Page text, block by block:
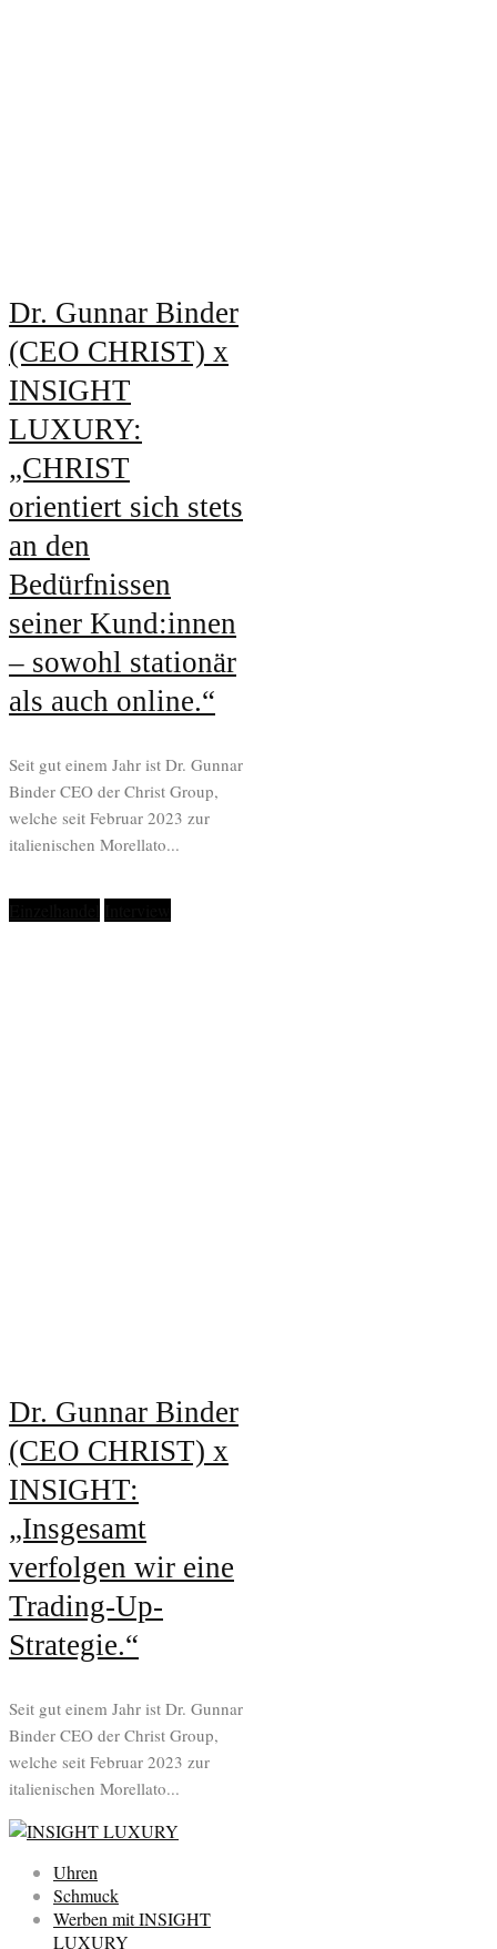
Dr. Gunnar Binder
(CEO CHRIST) x
INSIGHT
LUXURY:
„CHRIST
orientiert sich stets
an den
Bedürfnissen
seiner Kund:innen
– sowohl stationär
als auch online.“
Seit gut einem Jahr ist Dr. Gunnar
Binder CEO der Christ Group,
welche seit Februar 2023 zur
italienischen Morellato...
Dr. Gunnar Binder
(CEO CHRIST) x
INSIGHT:
„Insgesamt
verfolgen wir eine
Trading-Up-
Strategie.“
Seit gut einem Jahr ist Dr. Gunnar
Binder CEO der Christ Group,
welche seit Februar 2023 zur
italienischen Morellato...
Uhren
Schmuck
Werben mit INSIGHT
LUXURY